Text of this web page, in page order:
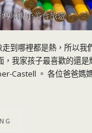
到哪裡都是熱，所以我
，我家孩子最喜歡的還是
Castell 。 各位爸爸媽